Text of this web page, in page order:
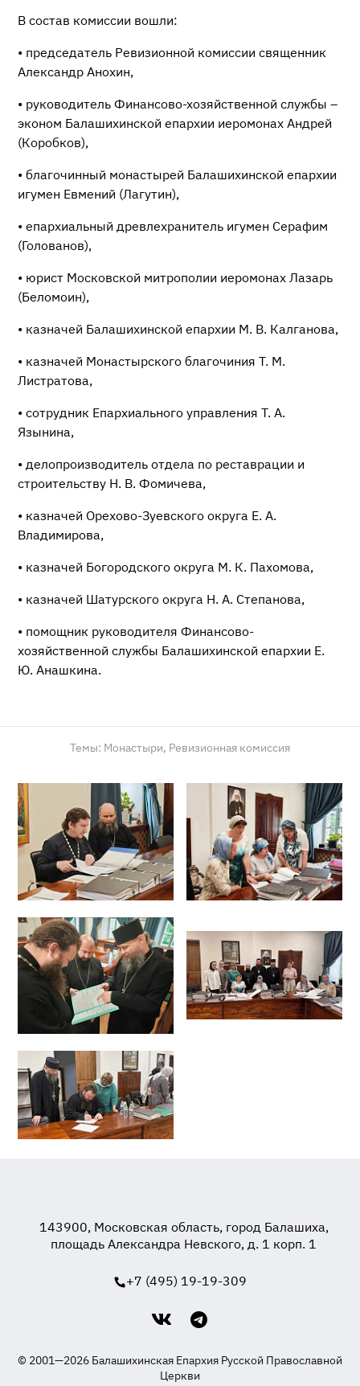
В состав комиссии вошли:
• председатель Ревизионной комиссии священник
Александр Анохин,
• руководитель Финансово-хозяйственной службы –
эконом Балашихинской епархии иеромонах Андрей
(Коробков),
• благочинный монастырей Балашихинской епархии
игумен Евмений (Лагутин),
• епархиальный древлехранитель игумен Серафим
(Голованов),
• юрист Московской митрополии иеромонах Лазарь
(Беломоин),
• казначей Балашихинской епархии М. В. Калганова,
• казначей Монастырского благочиния Т. М.
Листратова,
• сотрудник Епархиального управления Т. А.
Язынина,
• делопроизводитель отдела по реставрации и
строительству Н. В. Фомичева,
• казначей Орехово-Зуевского округа Е. А.
Владимирова,
• казначей Богородского округа М. К. Пахомова,
• казначей Шатурского округа Н. А. Степанова,
• помощник руководителя Финансово-
хозяйственной службы Балашихинской епархии Е.
Ю. Анашкина.
Темы: Монастыри, Ревизионная комиссия
143900, Московская область, город Балашиха,
площадь Александра Невского, д. 1 корп. 1
+7 (495) 19-19-309
© 2001—2026 Балашихинская Епархия Русской Православной
Церкви